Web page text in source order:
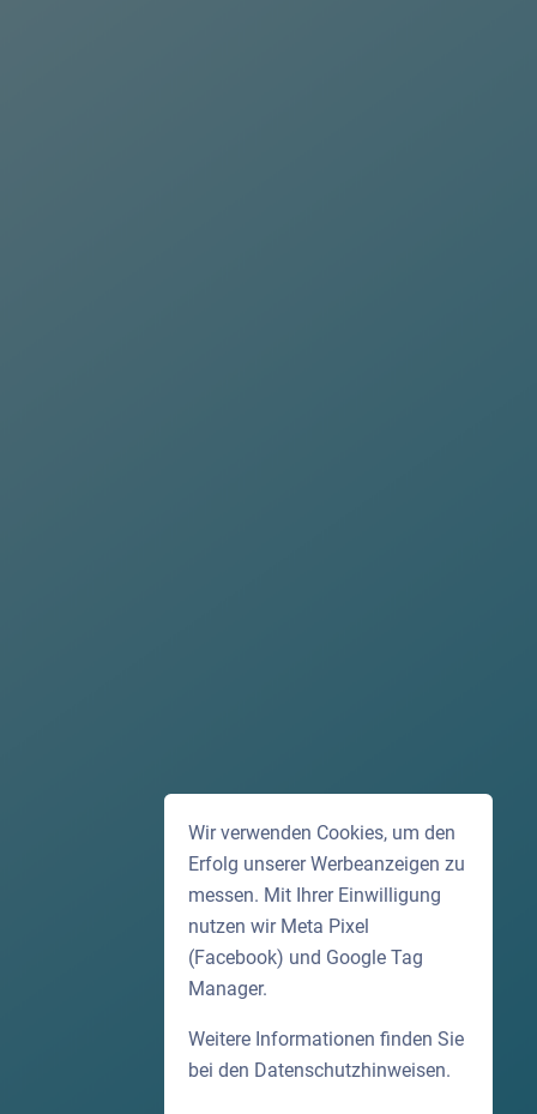
Wir verwenden Cookies, um den
Erfolg unserer Werbeanzeigen zu
messen. Mit Ihrer Einwilligung
nutzen wir Meta Pixel
(Facebook) und Google Tag
Manager.
Weitere Informationen finden Sie
bei den Datenschutzhinweisen.